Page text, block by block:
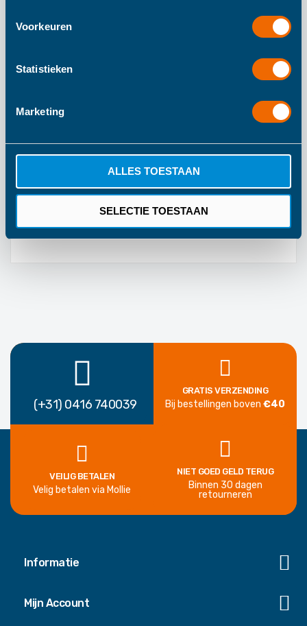
Voorkeuren
Statistieken
Marketing
ALLES TOESTAAN
SELECTIE TOESTAAN
BoJungle
1 Jaar Fabrieksgarantie
(+31) 0416 740039
GRATIS VERZENDING
Bij bestellingen boven €40
VEILIG BETALEN
Velig betalen via Mollie
NIET GOED GELD TERUG
Binnen 30 dagen
retourneren
Informatie
Mijn Account